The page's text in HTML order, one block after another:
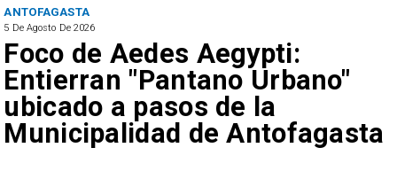
ANTOFAGASTA
5 De Agosto De 2026
Foco de Aedes Aegypti:
Entierran "Pantano Urbano"
ubicado a pasos de la
Municipalidad de Antofagasta